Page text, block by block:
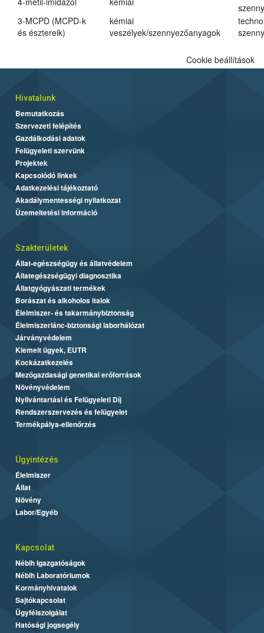
3-MCPD (MCPD-k
és észtereik)
kémiai
veszélyek/szennyezőanyagok
Cookie beállítások
Hivatalunk
Bemutatkozás
Szervezeti felépítés
Gazdálkodási adatok
Felügyeleti szervünk
Projektek
Kapcsolódó linkek
Adatkezelési tájékoztató
Akadálymentességi nyilatkozat
Üzemeltetési információ
Szakterületek
Állat-egészségügy és állatvédelem
Állategészségügyi diagnosztika
Állatgyógyászati termékek
Borászat és alkoholos italok
Élelmiszer- és takarmánybiztonság
Élelmiszerlánc-biztonsági laborhálózat
Járványvédelem
Kiemelt ügyek, EUTR
Kockázatkezelés
Mezőgazdasági genetikai erőforrások
Növényvédelem
Nyilvántartási és Felügyeleti Díj
Rendszerszervezés és felügyelet
Termékpálya-ellenőrzés
Ügyintézés
Élelmiszer
Állat
Növény
Labor/Egyéb
Kapcsolat
Nébih Igazgatóságok
Nébih Laboratóriumok
Kormányhivatalok
Sajtókapcsolat
Ügyfélszolgálat
Hatósági jogsegély